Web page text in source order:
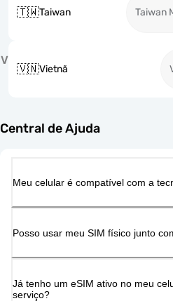
🇹🇼Taiwan Taiwan
V
🇻🇳Vietnã
Central de Ajuda
Meu celular é compatível com a
Posso usar meu SIM físico junto
Já tenho um eSIM ativo no meu
serviço?